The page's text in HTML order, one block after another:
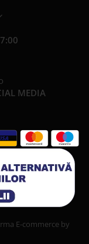
MEDIA
E-commerce by